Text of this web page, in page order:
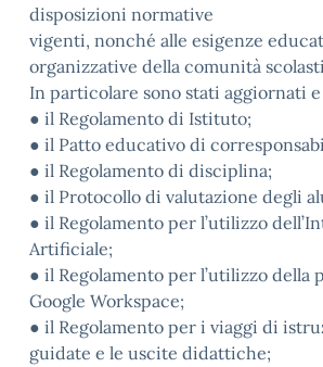
disposizioni normative
vigenti, nonché alle esigenze
organizzative della comunità
In particolare sono stati aggiornati
● il Regolamento di Istituto;
● il Patto educativo di
● il Regolamento di disciplina;
● il Protocollo di valutazione degli
● il Regolamento per l’utilizzo
Artificiale;
● il Regolamento per l’utilizzo della
Google Workspace;
● il Regolamento per i viaggi di
guidate e le uscite didattiche;